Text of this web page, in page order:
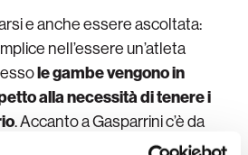
e anche essere ascoltata:
nell’essere un’atleta
le gambe vengono in
alla necessità di tenere i
. Accanto a Gasparrini c’è da
, che ha concluso